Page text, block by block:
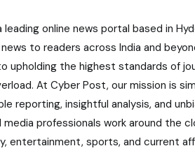
online news portal based in
to readers across India and
the highest standards of
At Cyber Post, our mission is
reporting, insightful analysis, and
professionals work around the
entertainment, sports, and current